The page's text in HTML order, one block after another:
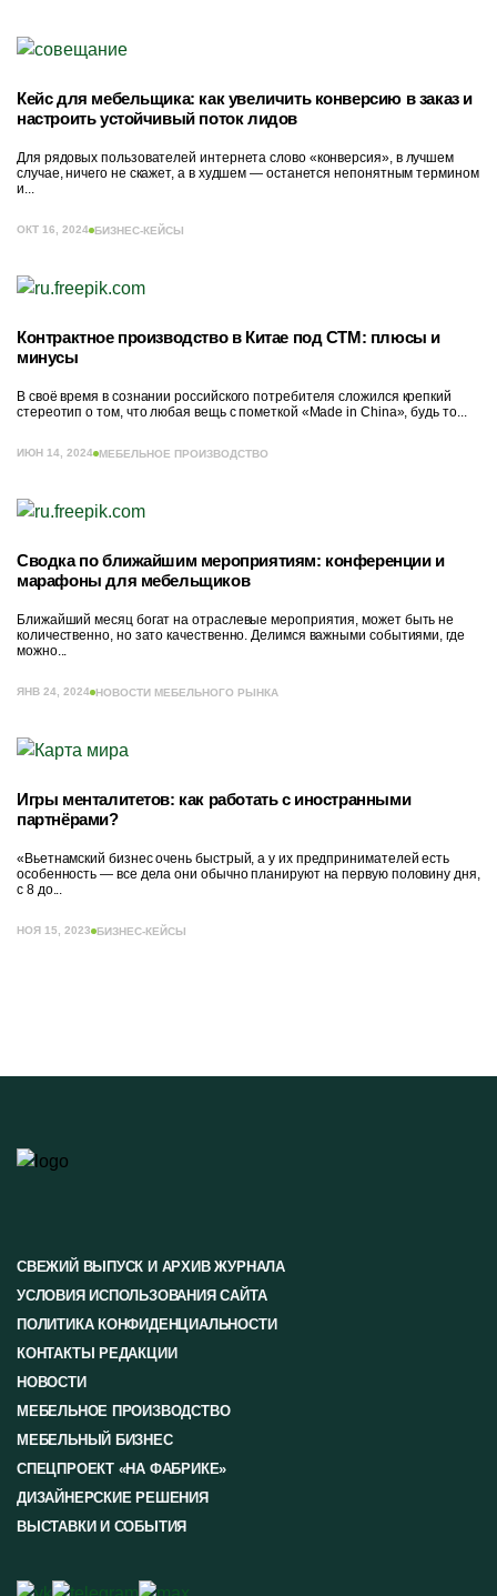
Кейс для мебельщика: как увеличить конверсию в заказ и
настроить устойчивый поток лидов
Для рядовых пользователей интернета слово «конверсия», в лучшем
случае, ничего не скажет, а в худшем — останется непонятным термином
и...
ОКТ 16, 2024 БИЗНЕС-КЕЙСЫ
Контрактное производство в Китае под СТМ: плюсы и
минусы
В своё время в сознании российского потребителя сложился крепкий
стереотип о том, что любая вещь с пометкой «Made in China», будь то...
ИЮН 14, 2024 МЕБЕЛЬНОЕ ПРОИЗВОДСТВО
Сводка по ближайшим мероприятиям: конференции и
марафоны для мебельщиков
Ближайший месяц богат на отраслевые мероприятия, может быть не
количественно, но зато качественно. Делимся важными событиями, где
можно...
ЯНВ 24, 2024 НОВОСТИ МЕБЕЛЬНОГО РЫНКА
Игры менталитетов: как работать с иностранными
партнёрами?
«Вьетнамский бизнес очень быстрый, а у их предпринимателей есть
особенность — все дела они обычно планируют на первую половину дня,
с 8 до...
НОЯ 15, 2023 БИЗНЕС-КЕЙСЫ
СВЕЖИЙ ВЫПУСК И АРХИВ ЖУРНАЛА
УСЛОВИЯ ИСПОЛЬЗОВАНИЯ САЙТА
ПОЛИТИКА КОНФИДЕНЦИАЛЬНОСТИ
КОНТАКТЫ РЕДАКЦИИ
НОВОСТИ
МЕБЕЛЬНОЕ ПРОИЗВОДСТВО
МЕБЕЛЬНЫЙ БИЗНЕС
СПЕЦПРОЕКТ «НА ФАБРИКЕ»
ДИЗАЙНЕРСКИЕ РЕШЕНИЯ
ВЫСТАВКИ И СОБЫТИЯ